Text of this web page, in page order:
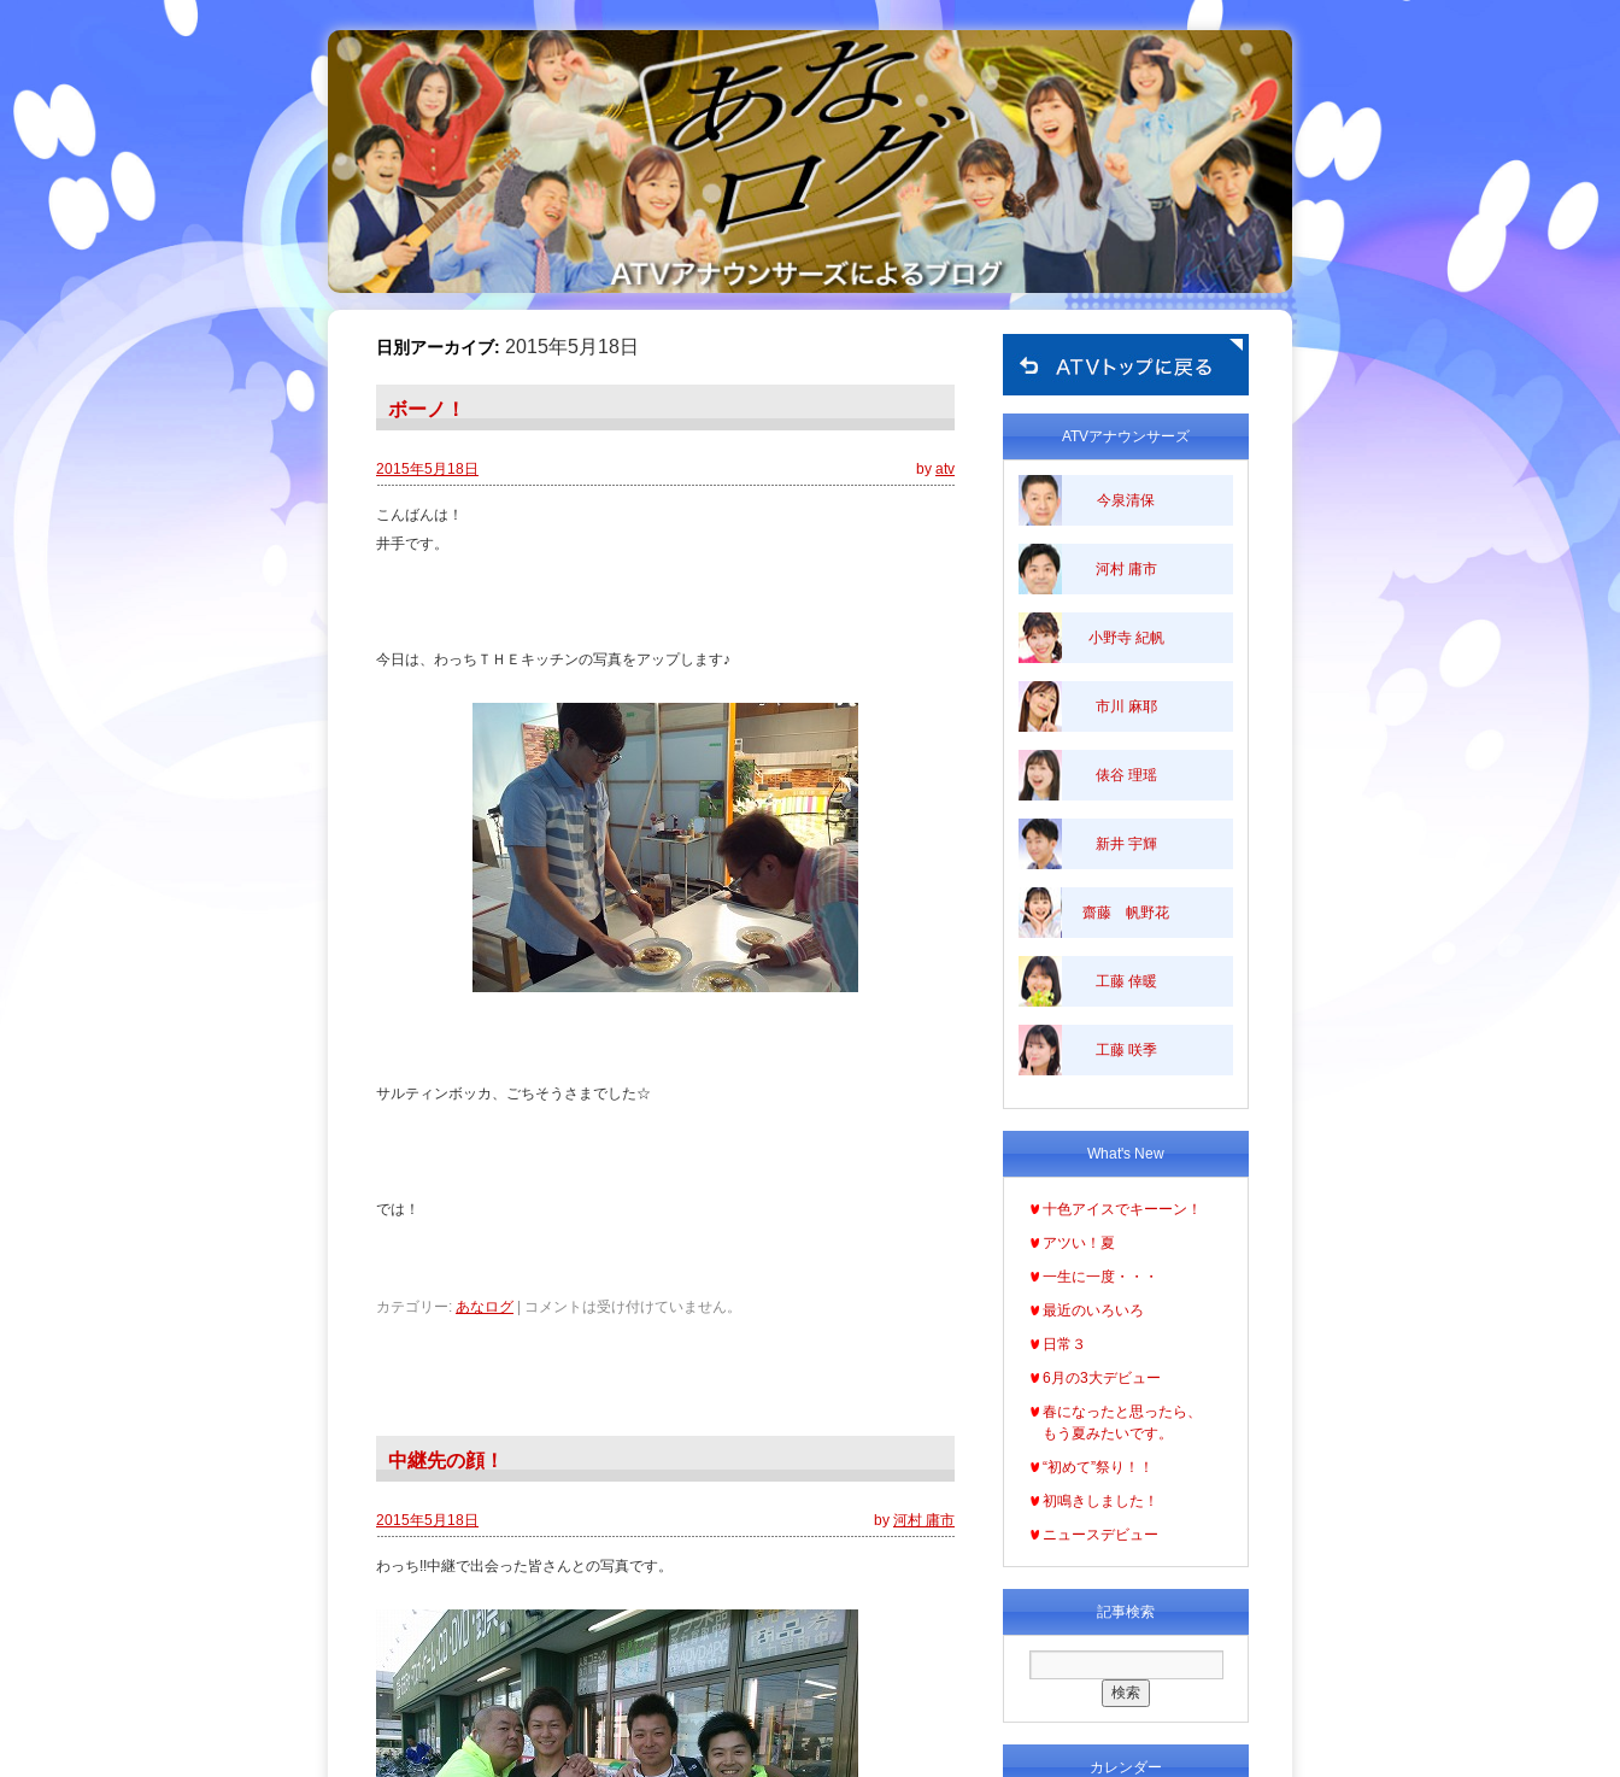
日別アーカイブ: 2015年5月18日
ボーノ！
2015年5月18日 by atv
こんばんは！
井手です。
今日は、わっちＴＨＥキッチンの写真をアップします♪
サルティンボッカ、ごちそうさまでした☆
では！
カテゴリー: あなログ コメントは受け付けていません。
中継先の顔！
2015年5月18日 by 河村 庸市
わっち!!中継で出会った皆さんとの写真です。
ATVアナウンサーズ
今泉清保
河村 庸市
小野寺 紀帆
市川 麻耶
俵谷 理瑶
新井 宇輝
齋藤 帆野花
工藤 倖暖
工藤 咲季
What's New
十色アイスでキーーン！
アツい！夏
一生に一度・・・
最近のいろいろ
日常３
6月の3大デビュー
春になったと思ったら、
もう夏みたいです。
“初めて”祭り！！
初鳴きしました！
ニュースデビュー
記事検索
カレンダー